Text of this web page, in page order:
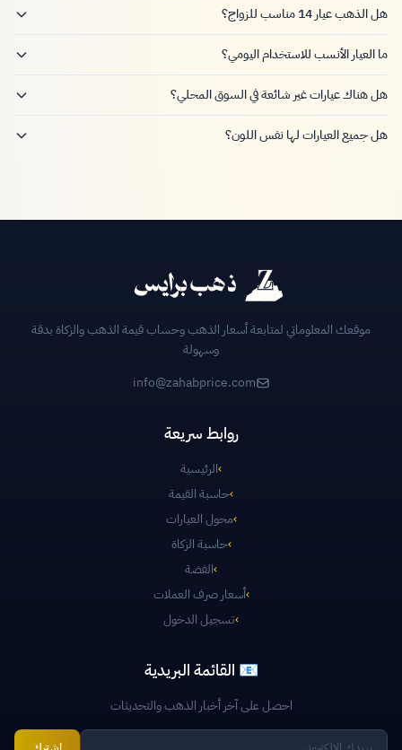
هل الذهب عيار 14 مناسب للزواج؟
ما العيار الأنسب للاستخدام اليومي؟
هل هناك عيارات غير شائعة في السوق المحلي؟
هل جميع العيارات لها نفس اللون؟
موقعك المعلوماتي لمتابعة أسعار الذهب وحساب قيمة الذهب والزكاة بدقة
وسهولة
info@zahabprice.com
روابط سريعة
›الرئيسية
›حاسبة القيمة
›محول العيارات
›حاسبة الزكاة
›الفضة
›أسعار صرف العملات
›تسجيل الدخول
📧 القائمة البريدية
احصل على آخر أخبار الذهب والتحديثات